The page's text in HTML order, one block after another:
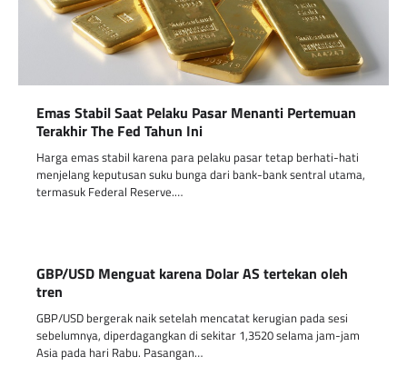
Emas Stabil Saat Pelaku Pasar Menanti Pertemuan
Terakhir The Fed Tahun Ini
Harga emas stabil karena para pelaku pasar tetap berhati-hati
menjelang keputusan suku bunga dari bank-bank sentral utama,
termasuk Federal Reserve.…
GBP/USD Menguat karena Dolar AS tertekan oleh
tren
GBP/USD bergerak naik setelah mencatat kerugian pada sesi
sebelumnya, diperdagangkan di sekitar 1,3520 selama jam-jam
Asia pada hari Rabu. Pasangan…